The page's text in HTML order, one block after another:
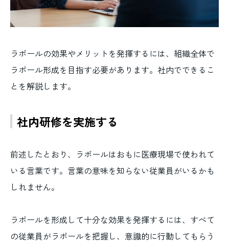
ラポールの効果やメリットを発揮するには、組織全体で
ラポール形成を目指す必要があります。社内でできるこ
とを解説します。
社内研修を実施する
前述したとおり、ラポールはおもに医療現場で使われて
いる言葉です。言葉の意味を知らない従業員がいるかも
しれません。
ラポールを形成して十分な効果を発揮するには、すべて
の従業員がラポールを把握し、意識的に行動してもらう